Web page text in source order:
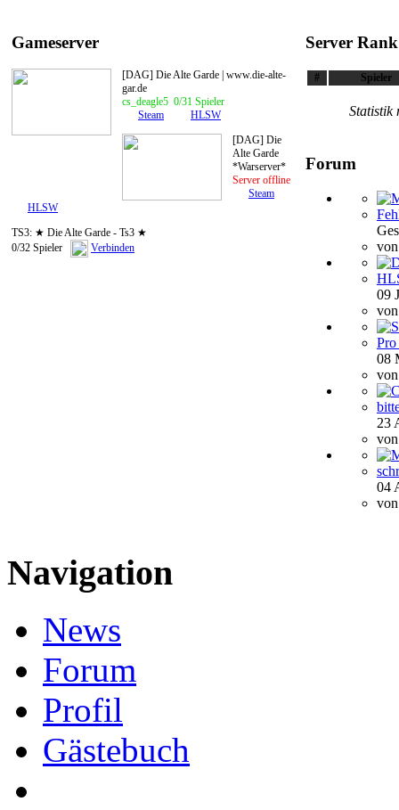
Gameserver
[DAG] Die Alte Garde | www.die-alte-
gar.de
cs_deagle5 0/31 Spieler
Steam
HLSW
[DAG] Die
Alte Garde
*Warserver*
Server offline
Steam
HLSW
TS3: ★ Die Alte Garde - Ts3 ★
0/32 Spieler
Verbinden
Server Rank
# Spieler
Statistik
Forum
09
Pro
08
23
04
Navigation
News
Forum
Profil
Gästebuch